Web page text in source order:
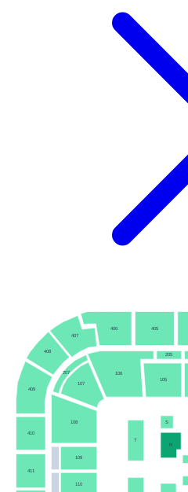
105
106
107
108
109
110
405
406
407
408
409
410
411
205
207
R
S
T